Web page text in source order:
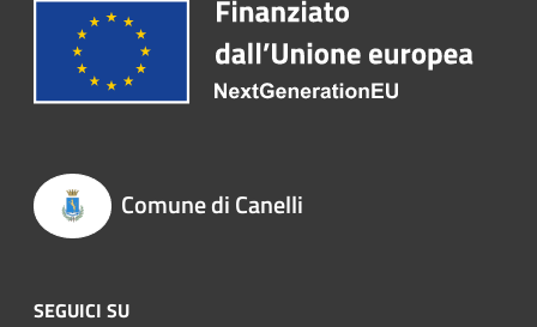
Comune di Canelli
SEGUICI SU